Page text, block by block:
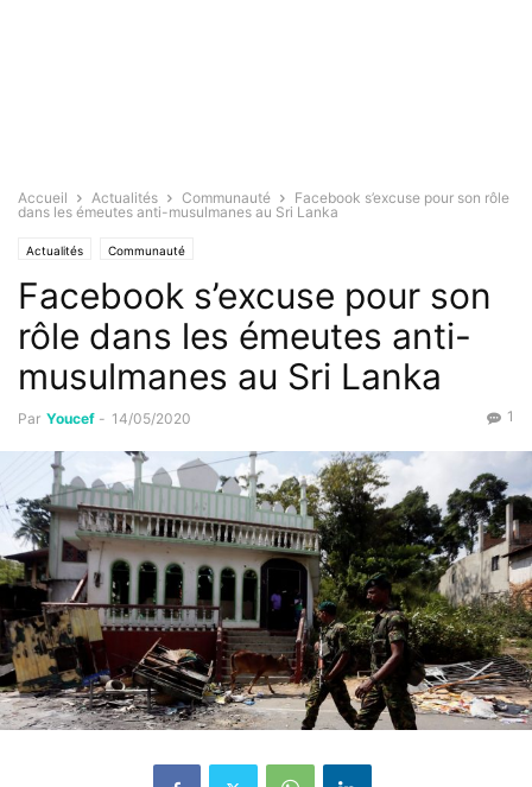
Accueil Actualités Communauté
Facebook s’excuse pour son rôle
dans les émeutes anti-musulmanes au Sri Lanka
Actualités Communauté
Facebook s’excuse pour son
rôle dans les émeutes anti-
musulmanes au Sri Lanka
Par Youcef - 14/05/2020 1